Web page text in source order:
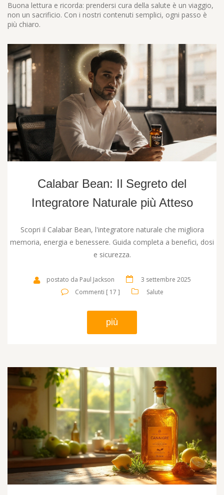
Buona lettura e ricorda: prendersi cura della salute è un viaggio,
non un sacrificio. Con i nostri contenuti semplici, ogni passo è
più chiaro.
Calabar Bean: Il Segreto del
Integratore Naturale più Atteso
Scopri il Calabar Bean, l'integratore naturale che migliora
memoria, energia e benessere. Guida completa a benefici, dosi
e sicurezza.
postato da Paul Jackson
3 settembre 2025
Commenti [ 17 ]
Salute
più